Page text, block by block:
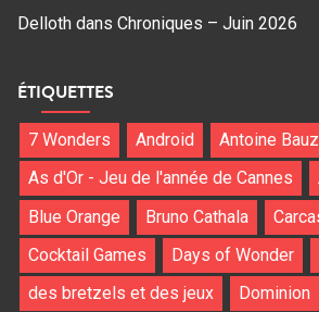
Delloth dans Chroniques – Juin 2026
ÉTIQUETTES
7 Wonders Android Antoine
As d'Or - Jeu de l'année de Cannes
Blue Orange
Bruno Cathala
Cocktail Games
Days of Wonder
des bretzels et des jeux
Dominion